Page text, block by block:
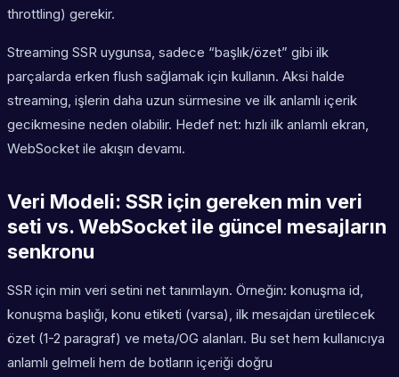
throttling) gerekir.
Streaming SSR uygunsa, sadece “başlık/özet” gibi ilk
parçalarda erken flush sağlamak için kullanın. Aksi halde
streaming, işlerin daha uzun sürmesine ve ilk anlamlı içerik
gecikmesine neden olabilir. Hedef net: hızlı ilk anlamlı ekran,
WebSocket ile akışın devamı.
Veri Modeli: SSR için gereken min veri
seti vs. WebSocket ile güncel mesajların
senkronu
SSR için min veri setini net tanımlayın. Örneğin: konuşma id,
konuşma başlığı, konu etiketi (varsa), ilk mesajdan üretilecek
özet (1-2 paragraf) ve meta/OG alanları. Bu set hem kullanıcıya
anlamlı gelmeli hem de botların içeriği doğru